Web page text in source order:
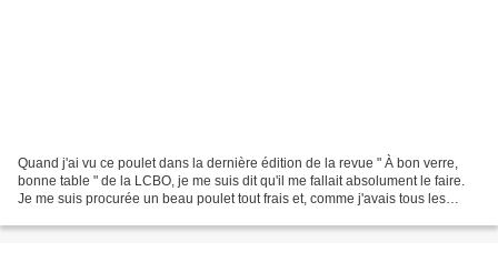
Quand j'ai vu ce poulet dans la dernière édition de la revue " À bon verre,
bonne table " de la LCBO, je me suis dit qu'il me fallait absolument le faire.
Je me suis procurée un beau poulet tout frais et, comme j'avais tous les